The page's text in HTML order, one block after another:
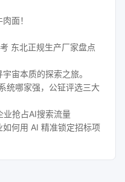
面！
东北正规生产厂家盘点
宙本质的探索之旅。
统哪家强，公钲评选三大
业抢占AI搜索流量
何用 AI 精准锁定招标项